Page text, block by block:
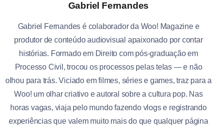
Gabriel Fernandes
Gabriel Fernandes é colaborador da Woo! Magazine e
produtor de conteúdo audiovisual apaixonado por contar
histórias. Formado em Direito com pós-graduação em
Processo Civil, trocou os processos pelas telas — e não
olhou para trás. Viciado em filmes, séries e games, traz para a
Woo! um olhar criativo e autoral sobre a cultura pop. Nas
horas vagas, viaja pelo mundo fazendo vlogs e registrando
experiências que valem muito mais do que qualquer página